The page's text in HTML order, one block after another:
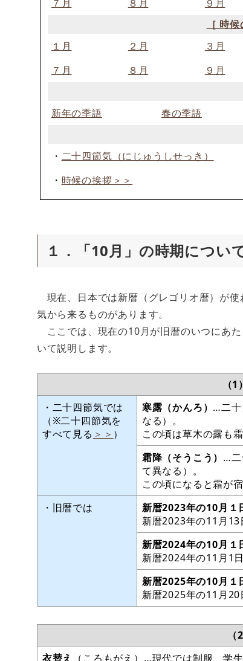
７月
８月 ９月
［ 時
１月
２月 ３月
７月
８月 ９月
新年の季語
春の季語
・ 二十四節気（にじゅうしせっき）
・ 時候の挨拶＞＞
１．「10月」の時期につい
現在、日本では新暦（グレゴリオ暦）が
気から来るものがあります。
ここでは、現在の10月が旧暦のいつにあ
いて説明します。
（
・二十四節気では
（※二十四節気を
すべて見る ＞＞ ）
寒露（かんろ） …二十
なる）。
この頃は草木の露も
霜降（そうこう） …二
て異なる）。
この頃になると霜が
・旧暦では
新暦2023年の10月１
新暦2023年の11月
新暦2024年の10月１
新暦2024年の11月1
新暦2025年の10月１
新暦2025年の11月
衣替え
（ころもがえ）…現代では制服、学